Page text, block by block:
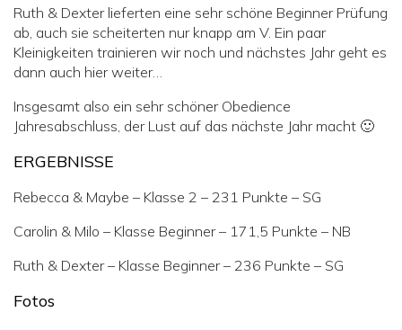
Ruth & Dexter lieferten eine sehr schöne Beginner Prüfung
ab, auch sie scheiterten nur knapp am V. Ein paar
Kleinigkeiten trainieren wir noch und nächstes Jahr geht es
dann auch hier weiter…
Insgesamt also ein sehr schöner Obedience
Jahresabschluss, der Lust auf das nächste Jahr macht 🙂
ERGEBNISSE
Rebecca & Maybe – Klasse 2 – 231 Punkte – SG
Carolin & Milo – Klasse Beginner – 171,5 Punkte – NB
Ruth & Dexter – Klasse Beginner – 236 Punkte – SG
Fotos